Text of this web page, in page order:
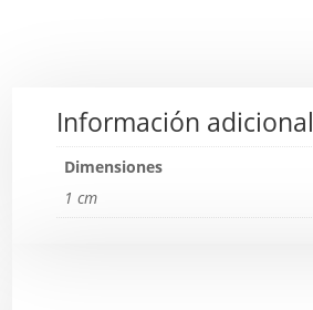
Información adicional
Dimensiones
1 cm